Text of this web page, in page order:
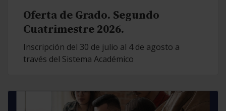
Oferta de Grado. Segundo
Cuatrimestre 2026.
Inscripción del 30 de julio al 4 de agosto a
través del Sistema Académico